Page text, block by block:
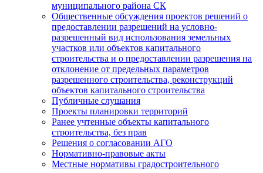
муниципального района СК
Общественные обсуждения проектов решений о
предоставлении разрешений на условно-
разрешенный вид использования земельных
участков или объектов капитального
строительства и о предоставлении разрешения на
отклонение от предельных параметров
разрешенного строительства, реконструкций
объектов капитального строительства
Публичные слушания
Проекты планировки территорий
Ранее учтенные объекты капитального
строительства, без прав
Решения о согласовании АГО
Нормативно-правовые акты
Местные нормативы градостроительного